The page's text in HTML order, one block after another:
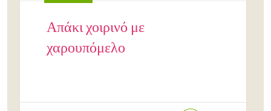
Απάκι χοιρινό με
χαρουπόμελο